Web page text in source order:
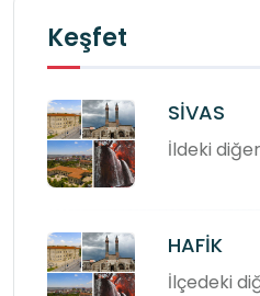
Keşfet
SİVAS
İldeki
HAFİK
İlçedeki